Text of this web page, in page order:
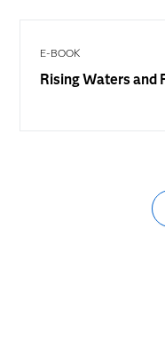
E-BOOK
Rising Waters and